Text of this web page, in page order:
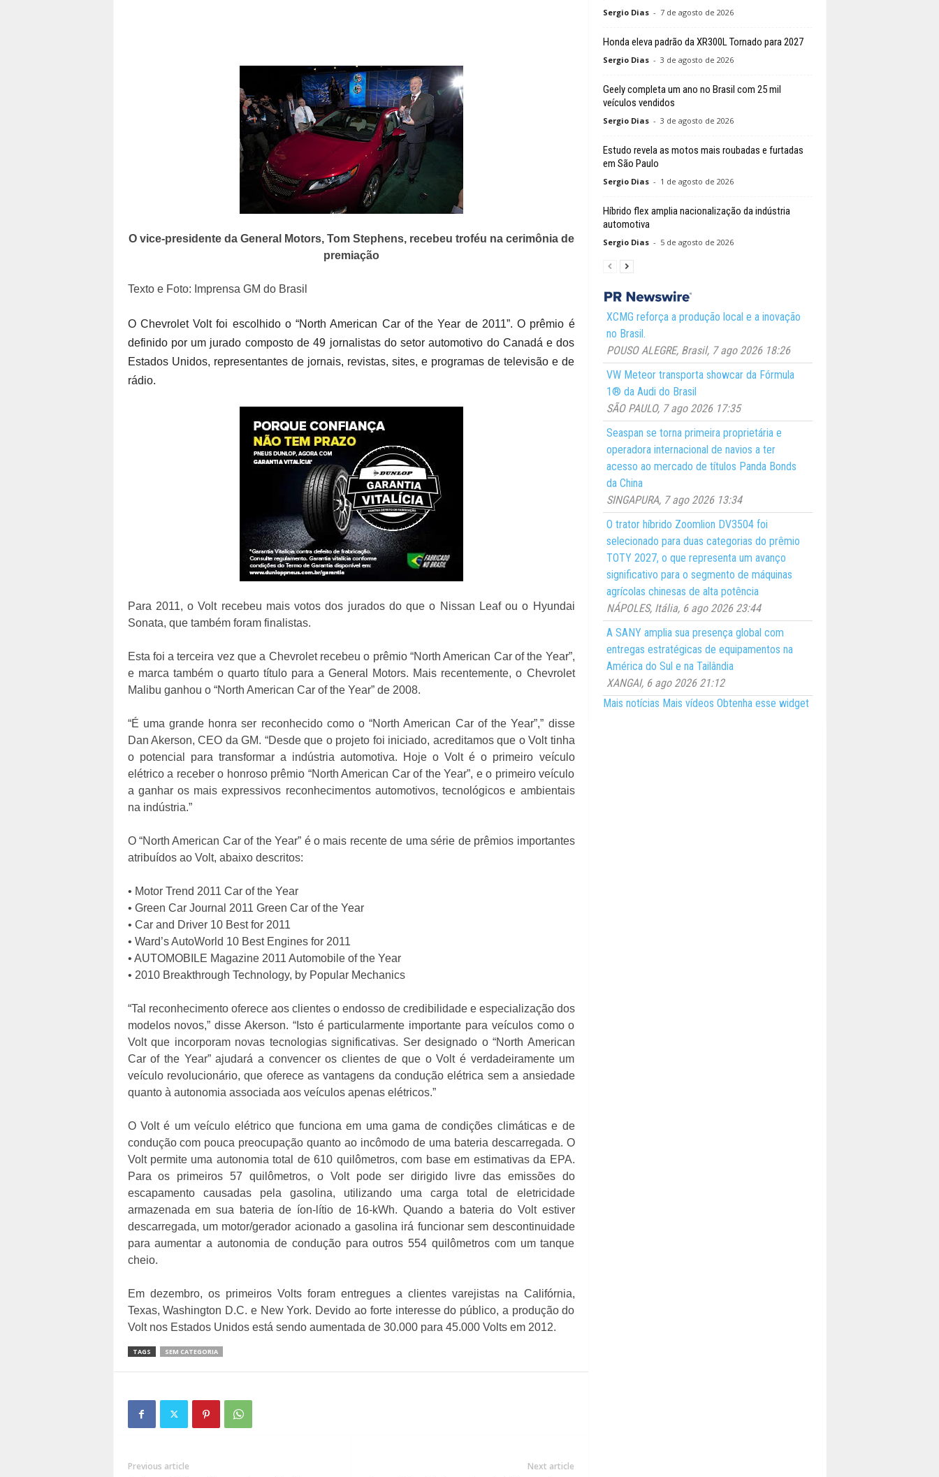
O vice-presidente da General Motors, Tom Stephens, recebeu troféu na cerimônia de
premiação
Texto e Foto: Imprensa GM do Brasil
O Chevrolet Volt foi escolhido o “North American Car of the Year de 2011”. O prêmio é
definido por um jurado composto de 49 jornalistas do setor automotivo do Canadá e dos
Estados Unidos, representantes de jornais, revistas, sites, e programas de televisão e de
rádio.
Para 2011, o Volt recebeu mais votos dos jurados do que o Nissan Leaf ou o Hyundai
Sonata, que também foram finalistas.
Esta foi a terceira vez que a Chevrolet recebeu o prêmio “North American Car of the Year”,
e marca também o quarto título para a General Motors. Mais recentemente, o Chevrolet
Malibu ganhou o “North American Car of the Year” de 2008.
“É uma grande honra ser reconhecido como o “North American Car of the Year”,” disse
Dan Akerson, CEO da GM. “Desde que o projeto foi iniciado, acreditamos que o Volt tinha
o potencial para transformar a indústria automotiva. Hoje o Volt é o primeiro veículo
elétrico a receber o honroso prêmio “North American Car of the Year”, e o primeiro veículo
a ganhar os mais expressivos reconhecimentos automotivos, tecnológicos e ambientais
na indústria.”
O “North American Car of the Year” é o mais recente de uma série de prêmios importantes
atribuídos ao Volt, abaixo descritos:
• Motor Trend 2011 Car of the Year
• Green Car Journal 2011 Green Car of the Year
• Car and Driver 10 Best for 2011
• Ward’s AutoWorld 10 Best Engines for 2011
• AUTOMOBILE Magazine 2011 Automobile of the Year
• 2010 Breakthrough Technology, by Popular Mechanics
“Tal reconhecimento oferece aos clientes o endosso de credibilidade e especialização dos
modelos novos,” disse Akerson. “Isto é particularmente importante para veículos como o
Volt que incorporam novas tecnologias significativas. Ser designado o “North American
Car of the Year” ajudará a convencer os clientes de que o Volt é verdadeiramente um
veículo revolucionário, que oferece as vantagens da condução elétrica sem a ansiedade
quanto à autonomia associada aos veículos apenas elétricos.”
O Volt é um veículo elétrico que funciona em uma gama de condições climáticas e de
condução com pouca preocupação quanto ao incômodo de uma bateria descarregada. O
Volt permite uma autonomia total de 610 quilômetros, com base em estimativas da EPA.
Para os primeiros 57 quilômetros, o Volt pode ser dirigido livre das emissões do
escapamento causadas pela gasolina, utilizando uma carga total de eletricidade
armazenada em sua bateria de íon-lítio de 16-kWh. Quando a bateria do Volt estiver
descarregada, um motor/gerador acionado a gasolina irá funcionar sem descontinuidade
para aumentar a autonomia de condução para outros 554 quilômetros com um tanque
cheio.
Em dezembro, os primeiros Volts foram entregues a clientes varejistas na Califórnia,
Texas, Washington D.C. e New York. Devido ao forte interesse do público, a produção do
Volt nos Estados Unidos está sendo aumentada de 30.000 para 45.000 Volts em 2012.
TAGS SEM CATEGORIA
Previous article Next article
Sergio Dias - 7 de agosto de 2026
Honda eleva padrão da XR300L Tornado para 2027
Sergio Dias - 3 de agosto de 2026
Geely completa um ano no Brasil com 25 mil
veículos vendidos
Sergio Dias - 3 de agosto de 2026
Estudo revela as motos mais roubadas e furtadas
em São Paulo
Sergio Dias - 1 de agosto de 2026
Híbrido flex amplia nacionalização da indústria
automotiva
Sergio Dias - 5 de agosto de 2026
XCMG reforça a produção local e a inovação
no Brasil.
POUSO ALEGRE, Brasil, 7 ago 2026 18:26
VW Meteor transporta showcar da Fórmula
1® da Audi do Brasil
SÃO PAULO, 7 ago 2026 17:35
Seaspan se torna primeira proprietária e
operadora internacional de navios a ter
acesso ao mercado de títulos Panda Bonds
da China
SINGAPURA, 7 ago 2026 13:34
O trator híbrido Zoomlion DV3504 foi
selecionado para duas categorias do prêmio
TOTY 2027, o que representa um avanço
significativo para o segmento de máquinas
agrícolas chinesas de alta potência
NÁPOLES, Itália, 6 ago 2026 23:44
A SANY amplia sua presença global com
entregas estratégicas de equipamentos na
América do Sul e na Tailândia
XANGAI, 6 ago 2026 21:12
Mais notícias Mais vídeos Obtenha esse widget